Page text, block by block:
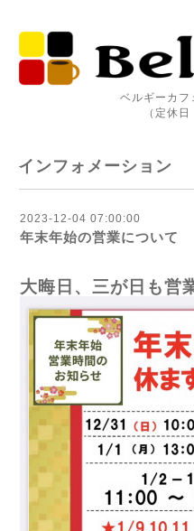
ベルギーカ
（定休
インフォメーション
2023-12-04 07:00:00
年末年始の営業について
大晦日、三が日も営